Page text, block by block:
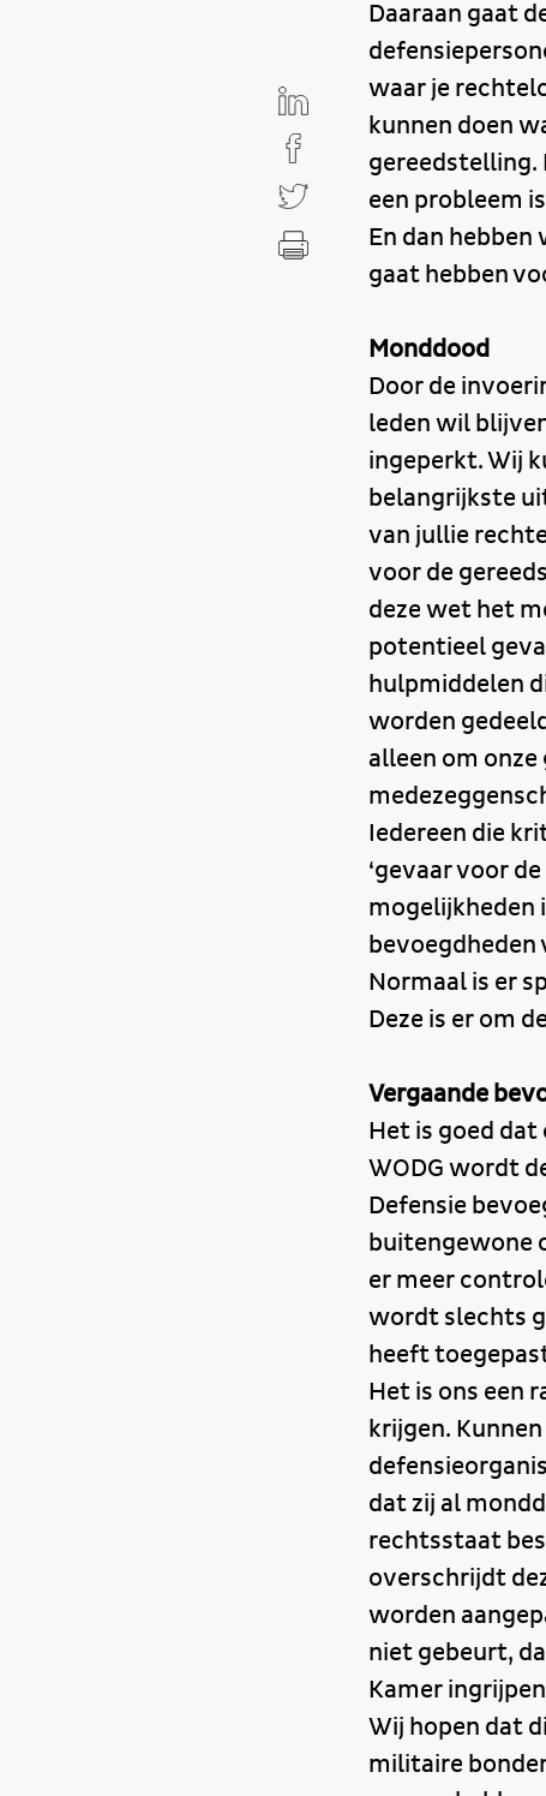
Daaraan gaat
waar je
kunnen doen
gereedstelling.
een probleem
En dan hebben
gaat hebben
Monddood
Door de
leden wil
ingeperkt. Wij
belangrijkste
van jullie
voor de
deze wet het
potentieel
hulpmiddelen
worden
alleen om onze
Iedereen die
‘gevaar voor
mogelijkheden
Normaal is er
Deze is er om
Vergaande
Het is goed
WODG wordt
Defensie
buitengewone
er meer
wordt slechts
heeft
Het is ons een
krijgen.
dat zij al
rechtsstaat
overschrijdt
worden
niet gebeurt,
Kamer
Wij hopen dat
militaire